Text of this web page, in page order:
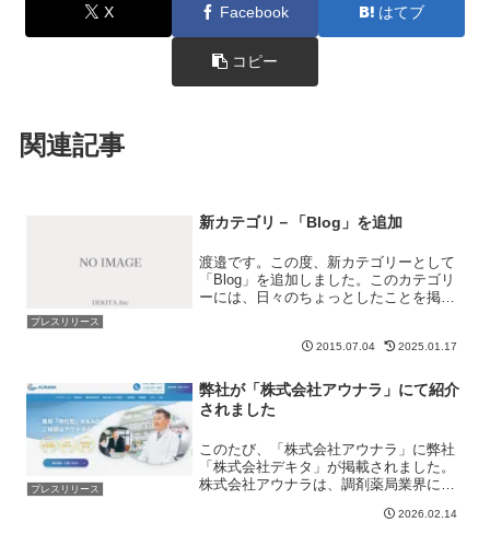
X Facebook はてブ
コピー
関連記事
プレスリリース
新カテゴリ－「Blog」を追加
渡邉です。この度、新カテゴリーとして
「Blog」を追加しました。このカテゴリ
ーには、日々のちょっとしたことを掲載
いものだったりします。例えば多くの人
2015.07.04 2025.01.17
プレスリリース
弊社が「株式会社アウナラ」にて紹介
されました
このたび、「株式会社アウナラ」に弊社
「株式会社デキタ」が掲載されました。
株式会社アウナラは、調剤薬局業界に特
る企業です。2021年の設立以来、「地域
2026.02.14